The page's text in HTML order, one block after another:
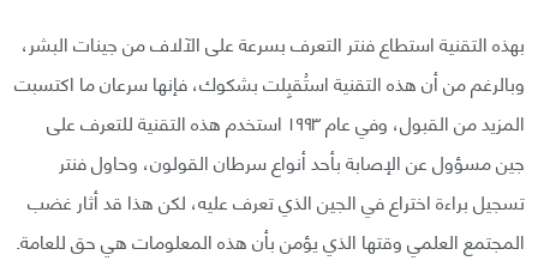
بهذه التقنية استطاع فنتر التعرف بسرعة على الآلاف من جينات البشر،
وبالرغم من أن هذه التقنية استُقبِلت بشكوك، فإنها سرعان ما اكتسبت
المزيد من القبول، وفي عام ١٩٩٣ استخدم هذه التقنية للتعرف على
جين مسؤول عن الإصابة بأحد أنواع سرطان القولون، وحاول فنتر
تسجيل براءة اختراع في الجين الذي تعرف عليه، لكن هذا قد أثار غضب
المجتمع العلمي وقتها الذي يؤمن بأن هذه المعلومات هي حق للعامة.